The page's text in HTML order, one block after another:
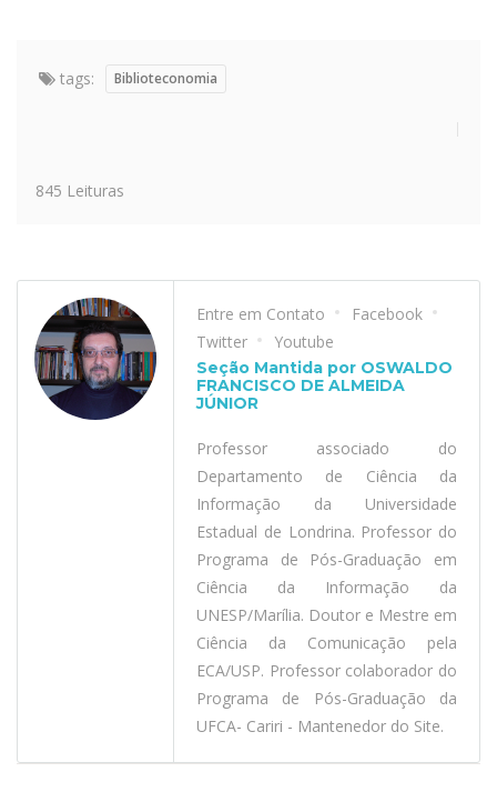
tags: Biblioteconomia
845 Leituras
Entre em Contato
Facebook
Twitter
Youtube
Seção Mantida por OSWALDO
FRANCISCO DE ALMEIDA
JÚNIOR
Professor associado do
Departamento de Ciência da
Informação da Universidade
Estadual de Londrina. Professor do
Programa de Pós-Graduação em
Ciência da Informação da
UNESP/Marília. Doutor e Mestre em
Ciência da Comunicação pela
ECA/USP. Professor colaborador do
Programa de Pós-Graduação da
UFCA- Cariri - Mantenedor do Site.